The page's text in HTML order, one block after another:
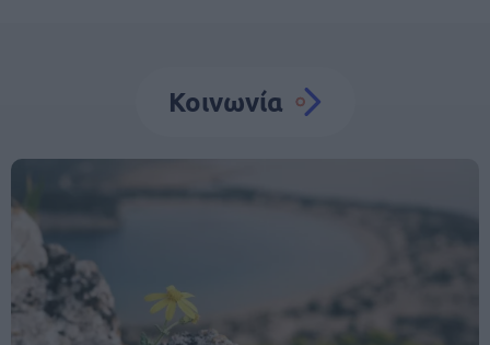
Κοινωνία